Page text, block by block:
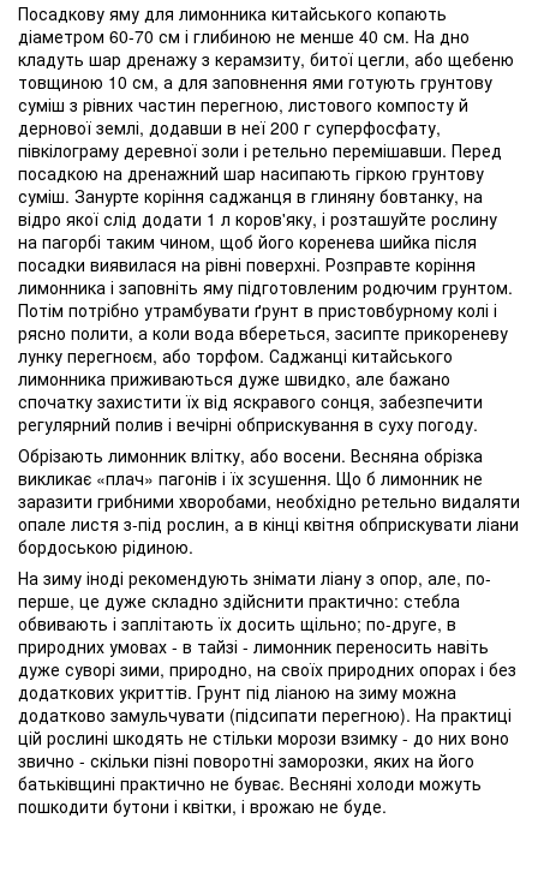
Посадкову яму для лимонника китайського копають
діаметром 60-70 см і глибиною не менше 40 см. На дно
кладуть шар дренажу з керамзиту, битої цегли, або щебеню
товщиною 10 см, а для заповнення ями готують грунтову
суміш з рівних частин перегною, листового компосту й
дернової землі, додавши в неї 200 г суперфосфату,
півкілограму деревної золи і ретельно перемішавши. Перед
посадкою на дренажний шар насипають гіркою грунтову
суміш. Занурте коріння саджанця в глиняну бовтанку, на
відро якої слід додати 1 л коров'яку, і розташуйте рослину
на пагорбі таким чином, щоб його коренева шийка після
посадки виявилася на рівні поверхні. Розправте коріння
лимонника і заповніть яму підготовленим родючим грунтом.
Потім потрібно утрамбувати ґрунт в пристовбурному колі і
рясно полити, а коли вода вбереться, засипте прикореневу
лунку перегноєм, або торфом. Саджанці китайського
лимонника приживаються дуже швидко, але бажано
спочатку захистити їх від яскравого сонця, забезпечити
регулярний полив і вечірні обприскування в суху погоду.
Обрізають лимонник влітку, або восени. Весняна обрізка
викликає «плач» пагонів і їх зсушення. Що б лимонник не
заразити грибними хворобами, необхідно ретельно видаляти
опале листя з-під рослин, а в кінці квітня обприскувати ліани
бордоською рідиною.
На зиму іноді рекомендують знімати ліану з опор, але, по-
перше, це дуже складно здійснити практично: стебла
обвивають і заплітають їх досить щільно; по-друге, в
природних умовах - в тайзі - лимонник переносить навіть
дуже суворі зими, природно, на своїх природних опорах і без
додаткових укриттів. Грунт під ліаною на зиму можна
додатково замульчувати (підсипати перегною). На практиці
цій рослині шкодять не стільки морози взимку - до них воно
звично - скільки пізні поворотні заморозки, яких на його
батьківщині практично не буває. Весняні холоди можуть
пошкодити бутони і квітки, і врожаю не буде.